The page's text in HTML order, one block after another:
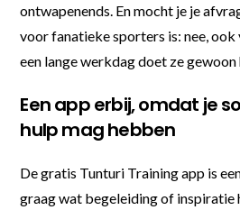
ontwapenends. En mocht je je
voor fanatieke sporters is: nee,
een lange werkdag doet ze gewoon
Een app erbij, omdat je
hulp mag hebben
De gratis Tunturi Training app is
graag wat begeleiding of inspiratie